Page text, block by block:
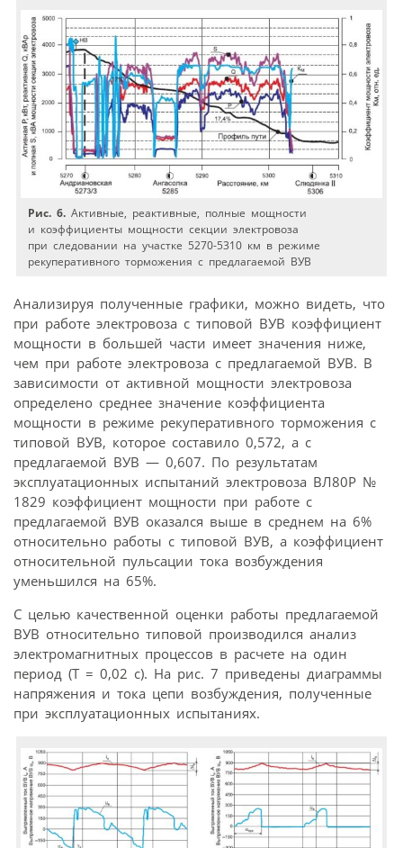
Рис. 6. Активные, реактивные, полные мощности
и коэффициенты мощности секции электровоза
при следовании на участке 5270-5310 км в режиме
рекуперативного торможения с предлагаемой ВУВ
Анализируя полученные графики, можно видеть, что
при работе электровоза с типовой ВУВ коэффициент
мощности в большей части имеет значения ниже,
чем при работе электровоза с предлагаемой ВУВ. В
зависимости от активной мощности электровоза
определено среднее значение коэффициента
мощности в режиме рекуперативного торможения с
типовой ВУВ, которое составило 0,572, а с
предлагаемой ВУВ — 0,607. По результатам
эксплуатационных испытаний электровоза ВЛ80Р №
1829 коэффициент мощности при работе с
предлагаемой ВУВ оказался выше в среднем на 6%
относительно работы с типовой ВУВ, а коэффициент
относительной пульсации тока возбуждения
уменьшился на 65%.
С целью качественной оценки работы предлагаемой
ВУВ относительно типовой производился анализ
электромагнитных процессов в расчете на один
период (Т = 0,02 с). На рис. 7 приведены диаграммы
напряжения и тока цепи возбуждения, полученные
при эксплуатационных испытаниях.